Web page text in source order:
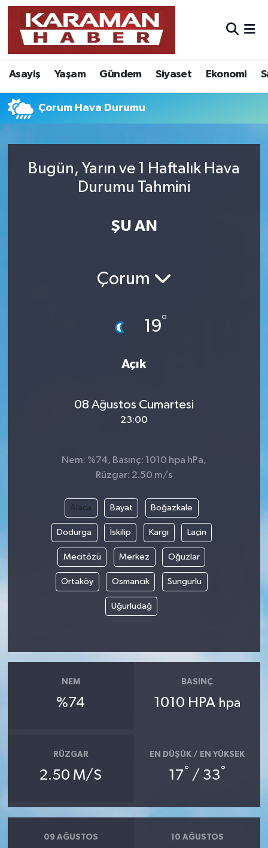
Asayiş Yaşam Gündem Siyaset Ekonomi
Çorum Hava Durumu
Bugün, Yarın ve 1 Haftalık Hava
Durumu Tahmini
ŞU AN
Çorum
19°
Açık
08 Ağustos Cumartesi
23:00
Nem: %74, Basınç: 1010 hpa hPa,
Rüzgar: 2.50 m/s
Alaca Bayat Boğazkale
Dodurga İskilip Kargı Laçin
Mecitözü Merkez Oğuzlar
Ortaköy Osmancık Sungurlu
Uğurludağ
NEM
%74
BASINÇ
1010 HPA hpa
RÜZGAR
2.50 M/S
EN DÜŞÜK / EN YÜKSEK
17° / 33°
09 AĞUSTOS 10 AĞUSTOS
Asayiş
Bilim - Teknoloji
Eğitim
Foto Galeri
Nöbetçi Eczaneler
Hava Durumu
Karaman Namaz Vakitleri
Süper Lig Puan Durumu ve Fikstür
Son Dakika Haberleri